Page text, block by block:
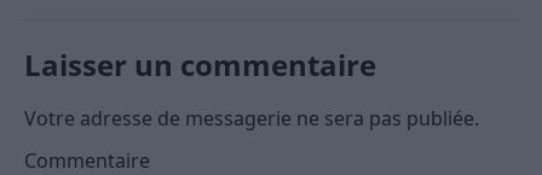
Laisser un commentaire
Votre adresse de messagerie ne sera pas publiée.
Commentaire